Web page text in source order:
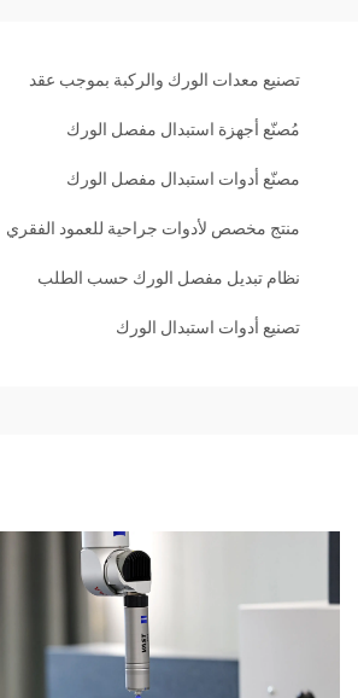
تصنيع معدات الورك والركبة بموجب عقد
مُصنّع أجهزة استبدال مفصل الورك
مصنّع أدوات استبدال مفصل الورك
منتج مخصص لأدوات جراحية للعمود الفقري
نظام تبديل مفصل الورك حسب الطلب
تصنيع أدوات استبدال الورك